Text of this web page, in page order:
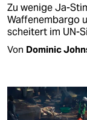
Zu wenige Ja-
Waffenembargo
scheitert im UN-
Von Dominic